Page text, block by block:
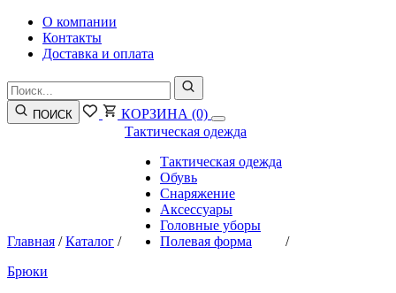
О компании
Контакты
Доставка и оплата
ПОИСК КОРЗИНА (0)
Главная /Каталог /
Тактическая одежда
Тактическая одежда
Обувь
Снаряжение
Аксессуары
Головные уборы
Полевая форма
/
Брюки